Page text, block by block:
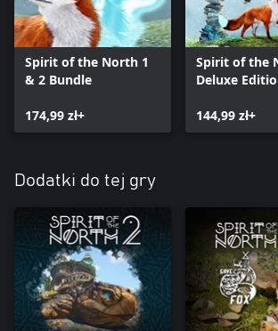
Spirit of the North 1
& 2 Bundle
174,99 zł+
Spirit of the
Deluxe
144,99 zł+
Dodatki do tej gry